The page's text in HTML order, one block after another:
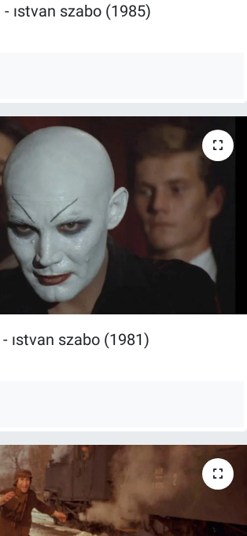
ıstvan szabo (1985)
ıstvan szabo (1981)